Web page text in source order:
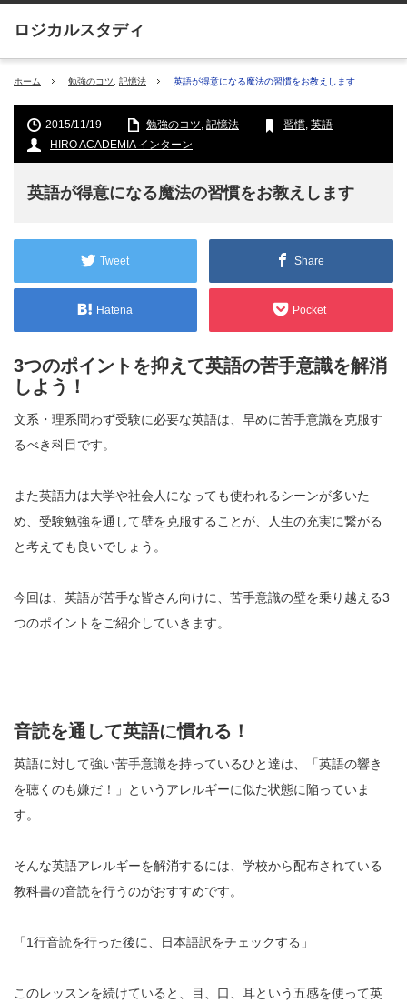
ホーム 勉強のコツ 記憶法 英語が得意になる魔法の習慣をお教えします
2015/11/19 勉強のコツ, 記憶法 習慣, 英語
HIRO ACADEMIA インターン
英語が得意になる魔法の習慣をお教えします
Tweet Share
Hatena Pocket
3つのポイントを抑えて英語の苦手意識を解消
しよう！
文系・理系問わず受験に必要な英語は、早めに苦手意識を克服す
るべき科目です。
また英語力は大学や社会人になっても使われるシーンが多いた
め、受験勉強を通して壁を克服することが、人生の充実に繋がる
と考えても良いでしょう。
今回は、英語が苦手な皆さん向けに、苦手意識の壁を乗り越える3
つのポイントをご紹介していきます。
音読を通して英語に慣れる！
英語に対して強い苦手意識を持っているひと達は、「英語の響き
を聴くのも嫌だ！」というアレルギーに似た状態に陥っていま
す。
そんな英語アレルギーを解消するには、学校から配布されている
教科書の音読を行うのがおすすめです。
「1行音読を行った後に、日本語訳をチェックする」
このレッスンを続けていると、目、口、耳という五感を使って英